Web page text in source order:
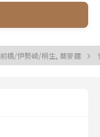
前橋/伊勢崎/桐生, 蕎麥麵